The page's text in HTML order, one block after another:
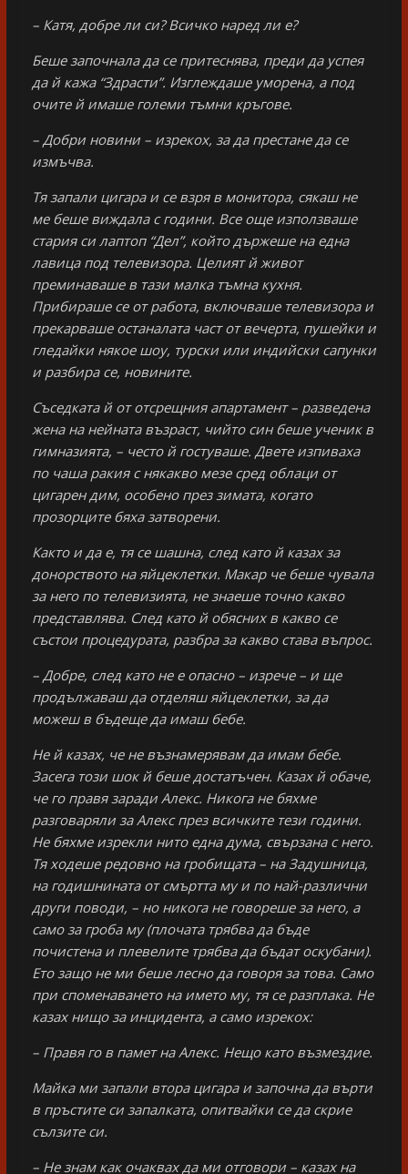
– Катя, добре ли си? Всичко наред ли е?
Беше започнала да се притеснява, преди да успея
да й кажа “Здрасти”. Изглеждаше уморена, а под
очите й имаше големи тъмни кръгове.
– Добри новини – изрекох, за да престане да се
измъчва.
Тя запали цигара и се взря в монитора, сякаш не
ме беше виждала с години. Все още използваше
стария си лаптоп “Дел”, който държеше на една
лавица под телевизора. Целият й живот
преминаваше в тази малка тъмна кухня.
Прибираше се от работа, включваше телевизора и
прекарваше останалата част от вечерта, пушейки и
гледайки някое шоу, турски или индийски сапунки
и разбира се, новините.
Съседката й от отсрещния апартамент – разведена
жена на нейната възраст, чийто син беше ученик в
гимназията, – често й гостуваше. Двете изпиваха
по чаша ракия с някакво мезе сред облаци от
цигарен дим, особено през зимата, когато
прозорците бяха затворени.
Както и да е, тя се шашна, след като й казах за
донорството на яйцеклетки. Макар че беше чувала
за него по телевизията, не знаеше точно какво
представлява. След като й обясних в какво се
състои процедурата, разбра за какво става въпрос.
– Добре, след като не е опасно – изрече – и ще
продължаваш да отделяш яйцеклетки, за да
можеш в бъдеще да имаш бебе.
Не й казах, че не възнамерявам да имам бебе.
Засега този шок й беше достатъчен. Казах й обаче,
че го правя заради Алекс. Никога не бяхме
разговаряли за Алекс през всичките тези години.
Не бяхме изрекли нито една дума, свързана с него.
Тя ходеше редовно на гробищата – на Задушница,
на годишнината от смъртта му и по най-различни
други поводи, – но никога не говореше за него, а
само за гроба му (плочата трябва да бъде
почистена и плевелите трябва да бъдат оскубани).
Ето защо не ми беше лесно да говоря за това. Само
при споменаването на името му, тя се разплака. Не
казах нищо за инцидента, а само изрекох:
– Правя го в памет на Алекс. Нещо като възмездие.
Майка ми запали втора цигара и започна да върти
в пръстите си запалката, опитвайки се да скрие
сълзите си.
– Не знам как очаквах да ми отговори – казах на